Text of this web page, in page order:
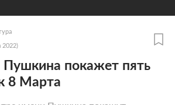
2022)
Пушкина покажет пять
8 Марта